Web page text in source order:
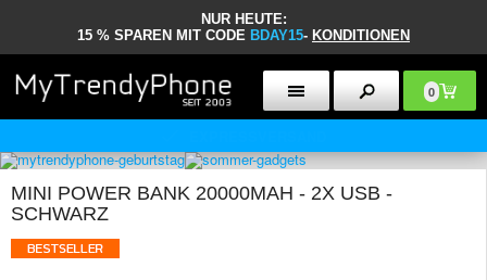
NUR HEUTE:
15 % SPAREN MIT CODE BDAY15- KONDITIONEN
0
MINI POWER BANK 20000MAH - 2X USB -
SCHWARZ